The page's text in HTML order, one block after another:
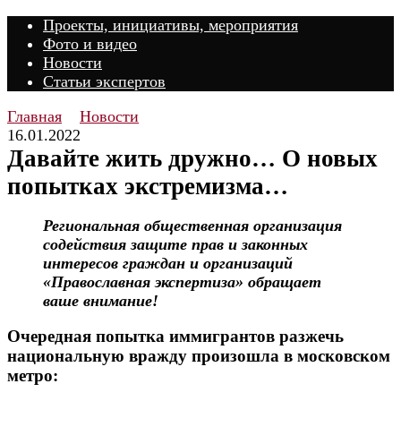
Проекты, инициативы, мероприятия
Фото и видео
Новости
Статьи экспертов
Главная
Новости
16.01.2022
Давайте жить дружно… О новых
попытках экстремизма…
Региональная общественная организация
содействия защите прав и законных
интересов граждан и организаций
«Православная экспертиза» обращает
ваше внимание!
Очередная попытка иммигрантов разжечь
национальную вражду произошла в московском
метро: